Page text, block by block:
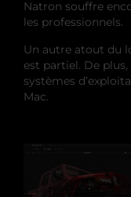
Natron souffre
les professionnels.
Un autre atout du
est partiel. De
systèmes
Mac.